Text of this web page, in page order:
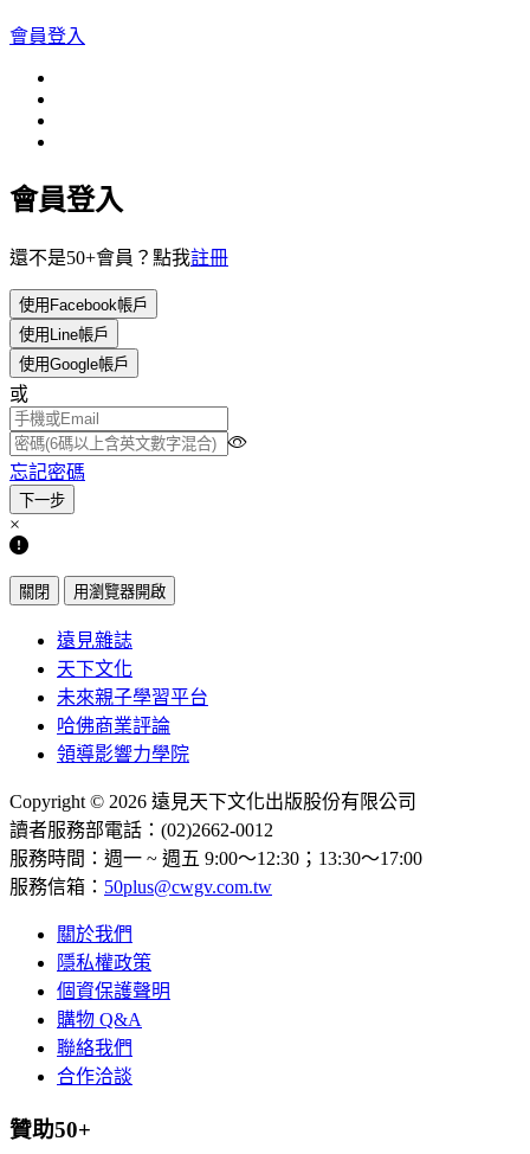
會員登入
會員登入
還不是50+會員？點我註冊
使用Facebook帳戶
使用Line帳戶
使用Google帳戶
或
忘記密碼
×
關閉 用瀏覽器開啟
遠見雜誌
天下文化
未來親子學習平台
哈佛商業評論
領導影響力學院
Copyright © 2026 遠見天下文化出版股份有限公司
讀者服務部電話：(02)2662-0012
服務時間：週一 ~ 週五 9:00～12:30；13:30～17:00
服務信箱： 50plus@cwgv.com.tw
關於我們
隱私權政策
個資保護聲明
購物 Q&A
聯絡我們
合作洽談
贊助50+